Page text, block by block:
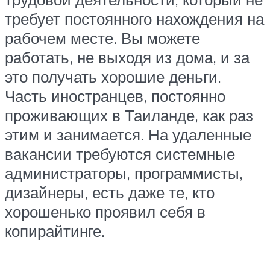
требует постоянного нахождения на
рабочем месте. Вы можете
работать, не выходя из дома, и за
это получать хорошие деньги.
Часть иностранцев, постоянно
проживающих в Таиланде, как раз
этим и занимается. На удаленные
вакансии требуются системные
администраторы, программисты,
дизайнеры, есть даже те, кто
хорошенько проявил себя в
копирайтинге.